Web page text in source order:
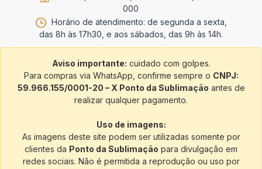
000
Horário de atendimento: de segunda a sexta,
das 8h às 17h30, e aos sábados, das 9h às 14h.
Aviso importante: cuidado com golpes.
Para compras via WhatsApp, confirme sempre o CNPJ:
59.966.155/0001-20 – X Ponto da Sublimação antes de
realizar qualquer pagamento.
Uso de imagens:
As imagens deste site podem ser utilizadas somente por
clientes da Ponto da Sublimação para divulgação em
redes sociais. Não é permitida a reprodução ou uso por